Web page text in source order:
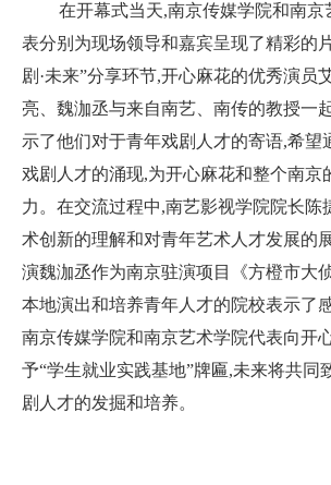
在开幕式当天,南京传媒学院和南京
表分别为现场领导和嘉宾呈现了精彩的
剧·未来”分享环节,开心麻花的优秀演员
亮、魏泇丞与来自南艺、南传的教授一
示了他们对于青年戏剧人才的寄语,希望
戏剧人才的涌现,为开心麻花和整个南京
力。在交流过程中,南艺影视学院院长陈
术创新的理解和对青年艺术人才发展的
演魏泇丞作为南京驻演项目《方橙市大
本地演出和培养青年人才的院校表示了
南京传媒学院和南京艺术学院代表向开
予“学生就业实践基地”牌匾,未来将共同
剧人才的发掘和培养。